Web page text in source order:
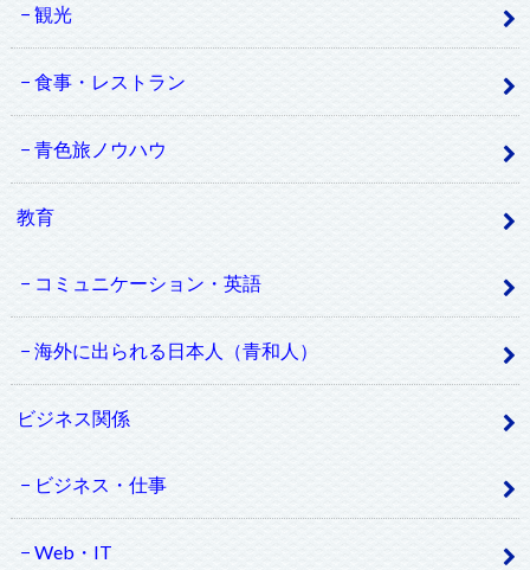
観光
食事・レストラン
青色旅ノウハウ
教育
コミュニケーション・英語
海外に出られる日本人（青和人）
ビジネス関係
ビジネス・仕事
Web・IT